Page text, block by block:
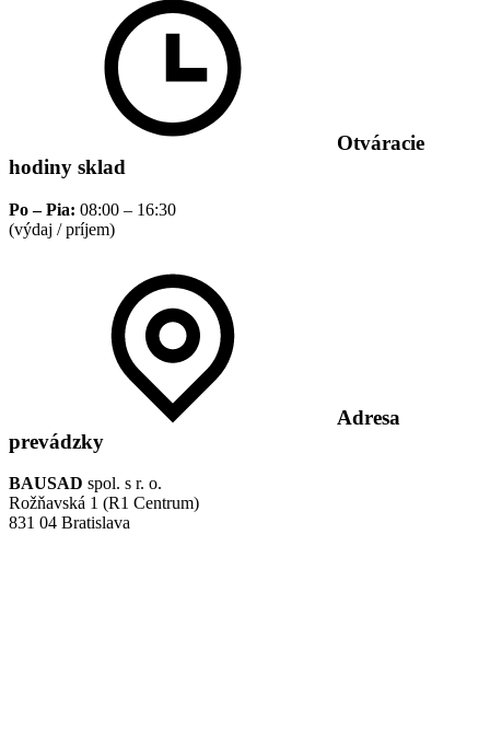
Otváracie
hodiny sklad
Po – Pia: 08:00 – 16:30
(výdaj / príjem)
Adresa
prevádzky
BAUSAD spol. s r. o.
Rožňavská 1 (R1 Centrum)
831 04 Bratislava